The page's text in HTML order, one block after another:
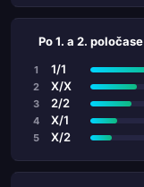
Po 1. a 2. poločase
1 1/1
2 X/X
3 2/2
4 X/1
5 X/2